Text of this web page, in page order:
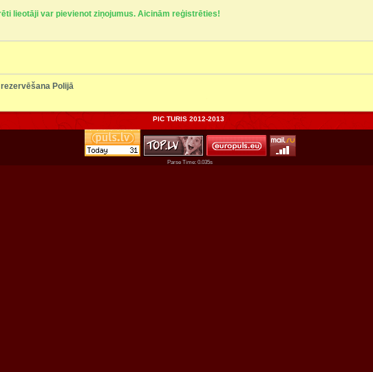
lieotāji var pievienot ziņojumus. Aicinām reģistrēties!
Polijā
PIC TURIS 2012-2013
Parse Time: 0.035s